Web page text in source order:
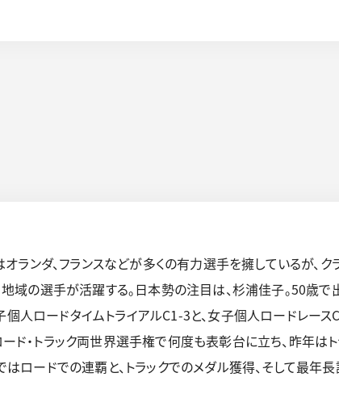
オランダ、フランスなどが多くの有力選手を擁しているが、
域の選手が活躍する。日本勢の注目は、杉浦佳子。50歳
人ロードタイムトライアルC1-3と、女子個人ロードレー
ド・トラック両世界選手権で何度も表彰台に立ち、昨年は
ロードでの連覇と、トラックでのメダル獲得、そして最年